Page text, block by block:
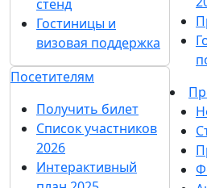
стенд
Гостиницы и
визовая поддержка
Посетителям
Получить билет
Список участников
2026
Интерактивный